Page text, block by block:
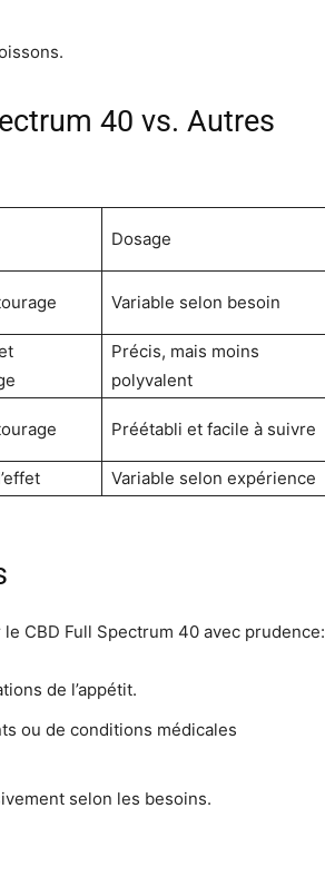
40 vs. Autres
Dosage
Variable selon besoin
Précis, mais moins
polyvalent
Préétabli et facile à suivre
Variable selon expérience
CBD Full Spectrum 40 avec prudence:
de l’appétit.
ou de conditions médicales
selon les besoins.